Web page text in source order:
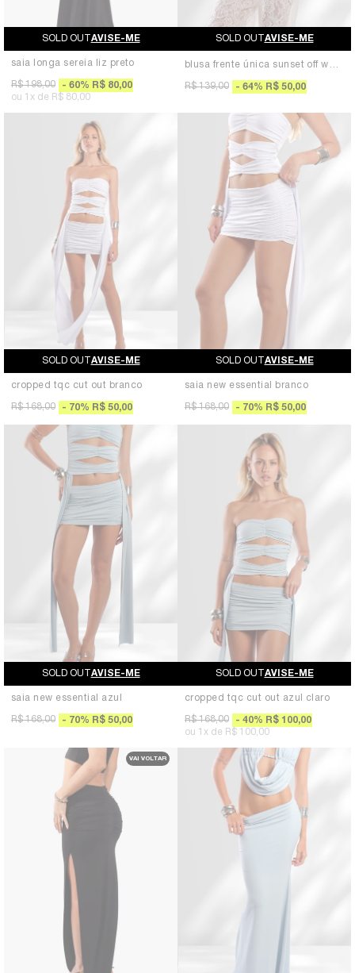
AVISE-ME
saia longa sereia liz preto
R$ 198,00 R$ 80,00
60%
1x R$ 80,00
AVISE-ME
R$ 139,00 R$ 50,00
64%
AVISE-ME
cropped tqc cut out branco
R$ 168,00 R$ 50,00
70%
AVISE-ME
saia new essential branco
R$ 168,00 R$ 50,00
70%
AVISE-ME
saia new essential azul
R$ 168,00 R$ 50,00
70%
AVISE-ME
cropped tqc cut out azul claro
R$ 168,00 R$ 100,00
40%
1x R$ 100,00
VAI VOLTAR